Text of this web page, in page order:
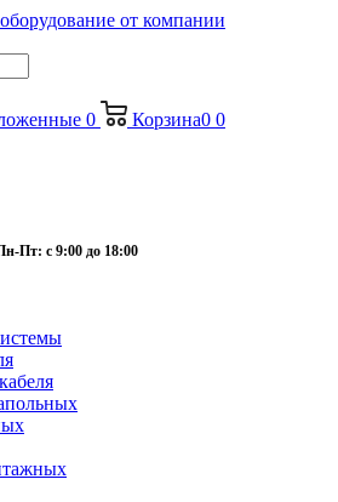
0 Корзина0 0
Пт: с 9:00 до 18:00